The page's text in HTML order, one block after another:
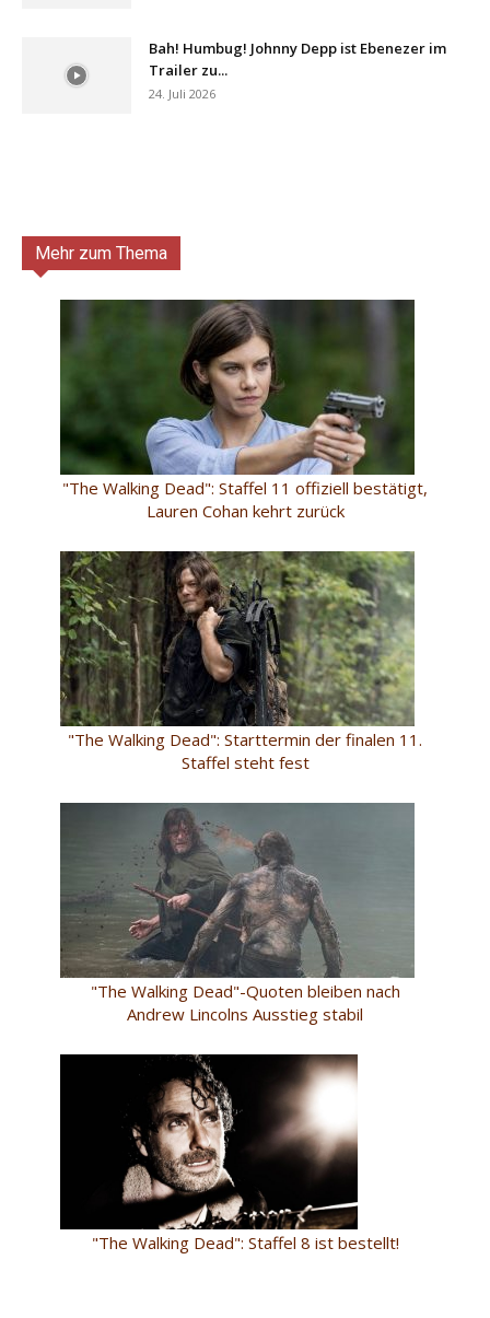
Bah! Humbug! Johnny Depp ist Ebenezer im
Trailer zu...
24. Juli 2026
Mehr zum Thema
"The Walking Dead": Staffel 11 offiziell bestätigt,
Lauren Cohan kehrt zurück
"The Walking Dead": Starttermin der finalen 11.
Staffel steht fest
"The Walking Dead"-Quoten bleiben nach
Andrew Lincolns Ausstieg stabil
"The Walking Dead": Staffel 8 ist bestellt!